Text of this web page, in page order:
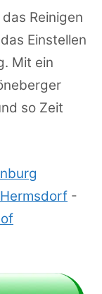
Reinigen
Einstellen
Mit ein
so Zeit
-